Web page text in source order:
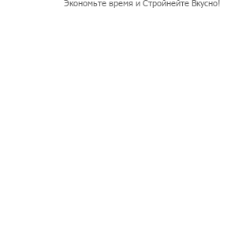
Экономьте время и Стройнейте Вкусно!